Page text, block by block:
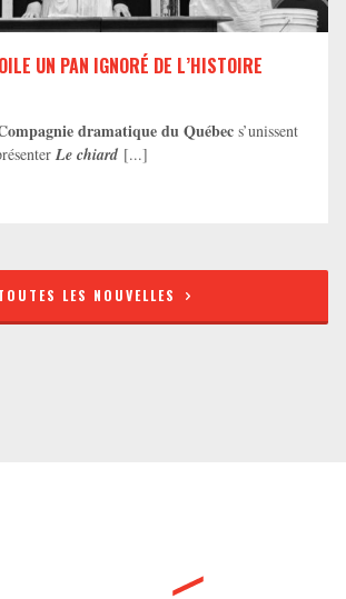
UN PAN IGNORÉ DE L’HISTOIRE
dramatique du Québec s’unissent
Le chiard [...]
LES NOUVELLES